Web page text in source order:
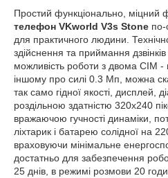
Простий функціонально, міцний
телефон VKworld V3s Stone по-
для практичного людини.
здійснення та приймання
можливість роботи з двома СІМ
іншому про силі 0.3 Мп, можна
так само гідної якості, дисплей,
роздільною здатністю 320x240
вражаючою гучності динаміки,
ліхтарик і батарею солідної на
враховуючи мінімальне
достатньо для забезпечення
25 днів, в режимі розмови 20